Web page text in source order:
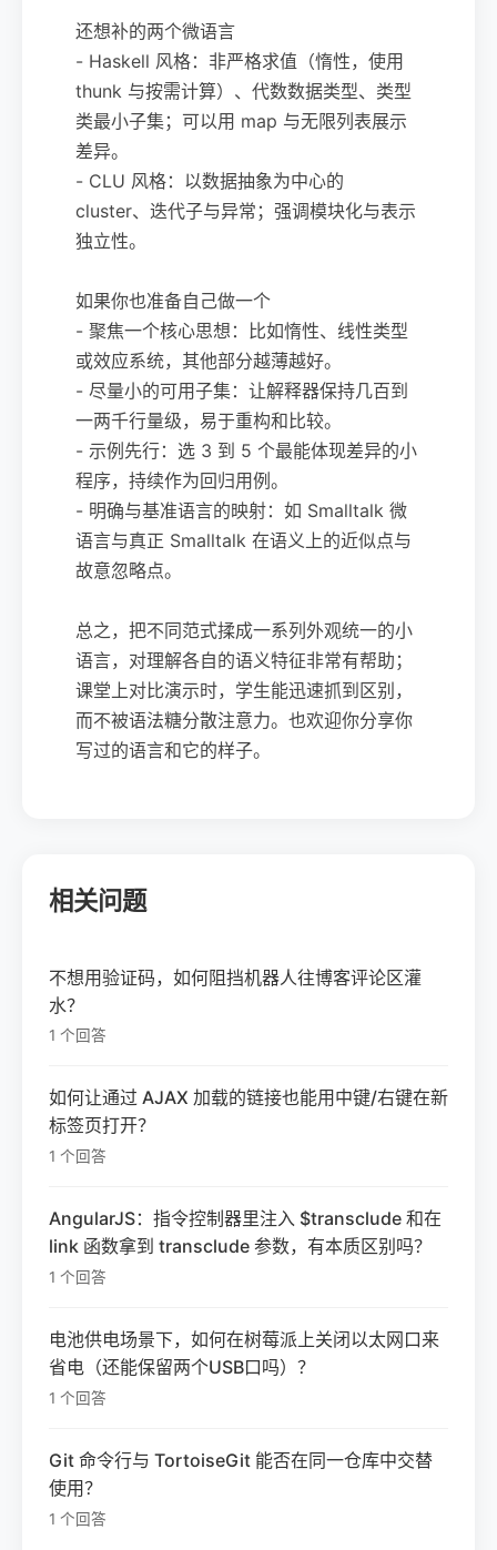
还想补的两个微语言
- Haskell 风格：非严格求值（惰性，使用
thunk 与按需计算）、代数数据类型、类型
类最小子集；可以用 map 与无限列表展示
差异。
- CLU 风格：以数据抽象为中心的
cluster、迭代子与异常；强调模块化与表示
独立性。
如果你也准备自己做一个
- 聚焦一个核心思想：比如惰性、线性类型
或效应系统，其他部分越薄越好。
- 尽量小的可用子集：让解释器保持几百到
一两千行量级，易于重构和比较。
- 示例先行：选 3 到 5 个最能体现差异的小
程序，持续作为回归用例。
- 明确与基准语言的映射：如 Smalltalk 微
语言与真正 Smalltalk 在语义上的近似点与
故意忽略点。
总之，把不同范式揉成一系列外观统一的小
语言，对理解各自的语义特征非常有帮助；
课堂上对比演示时，学生能迅速抓到区别，
而不被语法糖分散注意力。也欢迎你分享你
写过的语言和它的样子。
相关问题
不想用验证码，如何阻挡机器人往博客评论区灌
水？
1 个回答
如何让通过 AJAX 加载的链接也能用中键/右键在新
标签页打开？
1 个回答
AngularJS：指令控制器里注入 $transclude 和在
link 函数拿到 transclude 参数，有本质区别吗？
1 个回答
电池供电场景下，如何在树莓派上关闭以太网口来
省电（还能保留两个USB口吗）？
1 个回答
Git 命令行与 TortoiseGit 能否在同一仓库中交替
使用？
1 个回答